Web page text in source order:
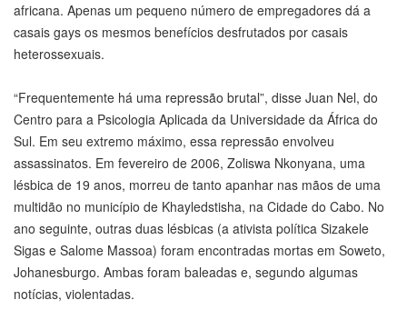
africana. Apenas um pequeno número de empregadores dá a
casais gays os mesmos benefícios desfrutados por casais
heterossexuais.
“Frequentemente há uma repressão brutal”, disse Juan Nel, do
Centro para a Psicologia Aplicada da Universidade da África do
Sul. Em seu extremo máximo, essa repressão envolveu
assassinatos. Em fevereiro de 2006, Zoliswa Nkonyana, uma
lésbica de 19 anos, morreu de tanto apanhar nas mãos de uma
multidão no município de Khayledstisha, na Cidade do Cabo. No
ano seguinte, outras duas lésbicas (a ativista política Sizakele
Sigas e Salome Massoa) foram encontradas mortas em Soweto,
Johanesburgo. Ambas foram baleadas e, segundo algumas
notícias, violentadas.